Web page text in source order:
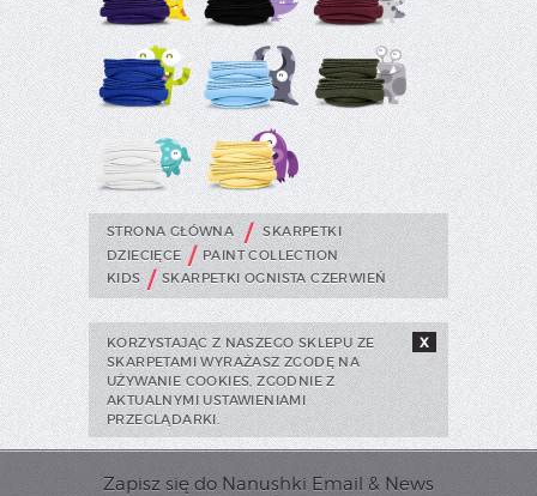
STRONA GŁÓWNA /
SKARPETKI
DZIECIĘCE / PAINT COLLECTION
KIDS / SKARPETKI OGNISTA CZERWIEŃ
KORZYSTAJĄC Z NASZEGO SKLEPU ZE
SKARPETAMI WYRAŻASZ ZGODĘ NA
UŻYWANIE COOKIES, ZGODNIE Z
AKTUALNYMI USTAWIENIAMI
PRZEGLĄDARKI.
X
Zapisz się do Nanushki Email & News